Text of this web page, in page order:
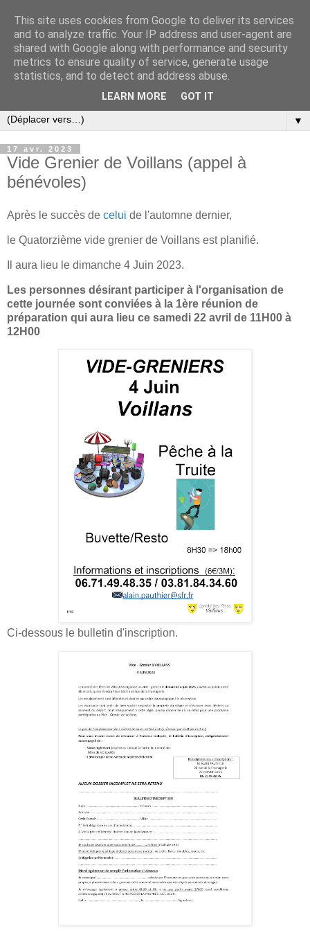
▼
17 avr. 2023
Vide Grenier de Voillans (appel à
bénévoles)
Après le succès de celui de l'automne dernier,
le Quatorzième vide grenier de Voillans est planifié.
Il aura lieu le dimanche 4 Juin 2023.
Les personnes désirant participer à l'organisation de
cette journée sont conviées à la 1ère réunion de
préparation qui aura lieu ce samedi 22 avril de 11H00 à
12H00
Ci-dessous le bulletin d'inscription.
This site uses cookies from Google to deliver its services
and to analyze traffic. Your IP address and user-agent are
shared with Google along with performance and security
metrics to ensure quality of service, generate usage
statistics, and to detect and address abuse.
LEARN MORE GOT IT